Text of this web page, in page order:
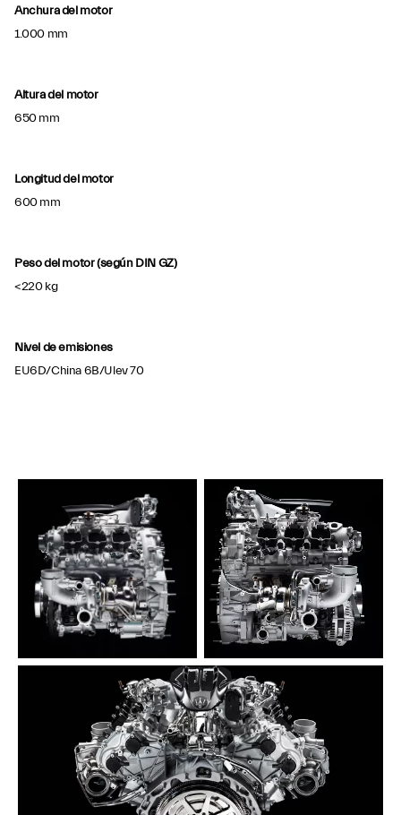
Anchura del motor
1.000 mm
Altura del motor
650 mm
Longitud del motor
600 mm
Peso del motor (según DIN GZ)
<220 kg
Nivel de emisiones
EU6D/China 6B/Ulev 70